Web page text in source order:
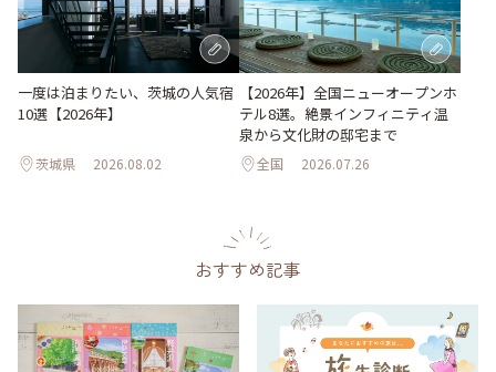
一度は泊まりたい、茨城の人気宿
10選【2026年】
茨城県 2026.08.02
【2026年】全国ニューオープンホ
テル8選。絶景インフィニティ温
泉から文化財の邸宅まで
全国 2026.07.26
おすすめ記事